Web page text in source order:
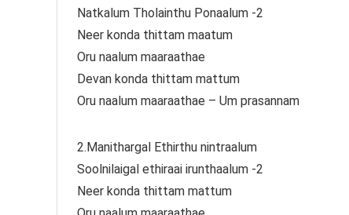
Natkalum Tholainthu Ponaalum -2
Neer konda thittam maatum
Oru naalum maaraathae
Devan konda thittam mattum
Oru naalum maaraathae – Um prasannam
2.Manithargal Ethirthu nintraalum
Soolnilaigal ethiraai irunthaalum -2
Neer konda thittam mattum